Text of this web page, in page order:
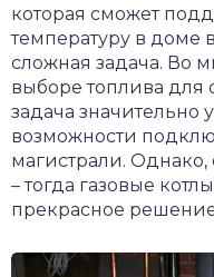
которая сможет
температуру в доме
сложная задача. Во
выборе топлива для
задача значительно
возможности
магистрали. Однако,
– тогда газовые
прекрасное